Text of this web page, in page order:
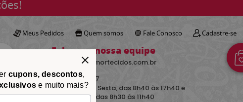
Meus Pedidos Quem somos Fale Conosco Cadastre-se
Fale com nossa equipe
contato@avimortecidos.com.br
(34)3219-5157
De Segunda a Sexta, das 8h40 às 17h40 e
aos sábados das 8h30 às 11h40
cupons, descontos,
e muito mais?